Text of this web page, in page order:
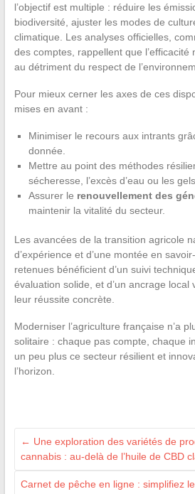
l’objectif est multiple : réduire les
biodiversité, ajuster les modes de
climatique. Les analyses officielles,
des comptes, rappellent que l’efficacité
au détriment du respect de
Pour mieux cerner les axes de ces
mises en avant :
Minimiser le recours aux intrants
donnée.
Mettre au point des méthodes
sécheresse, l’excès d’eau ou les gels.
Assurer le renouvellement des
maintenir la vitalité du secteur.
Les avancées de la transition agricole
d’expérience et d’une montée en
retenues bénéficient d’un suivi
évaluation solide, et d’un ancrage local
leur réussite concrète.
Moderniser l’agriculture française n’a
solitaire : chaque pas compte, chaque
un peu plus ce secteur résilient et
l’horizon.
← Une exploration des variétés de
cannabis : au-delà de l’huile de CBD
Carnet de pêche en ligne : simplifiez